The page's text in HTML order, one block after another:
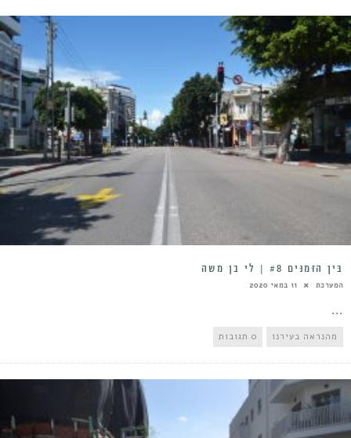
בֵּין הַזְּמַנִּים #8 | לי בן משה
המערכת 11 במאי 2020
...
מהנראה בעירנו 0 תגובות